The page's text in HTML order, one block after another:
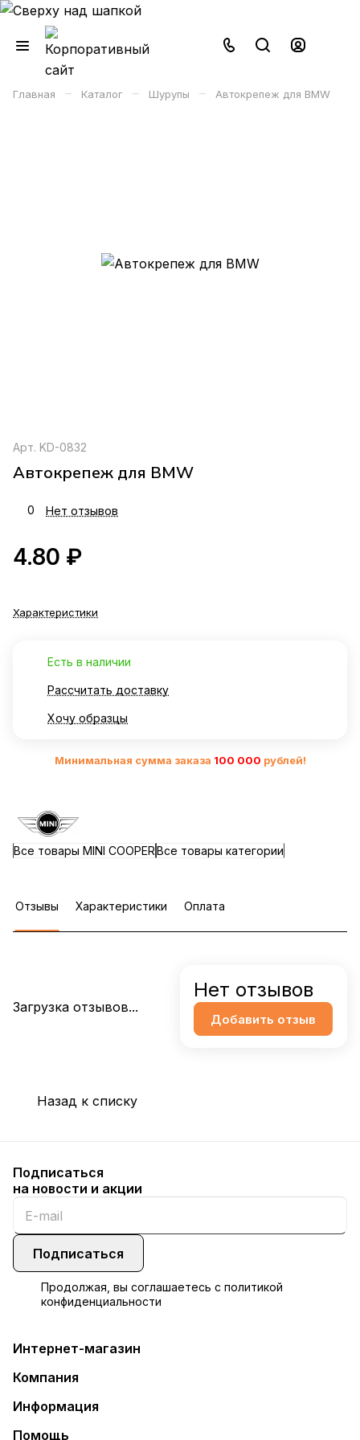
Главная – Каталог – Шурупы – Автокрепеж для BMW
Арт. KD-0832
Автокрепеж для BMW
0 Нет отзывов
4.80 ₽
Характеристики
Есть в наличии
Рассчитать доставку
Хочу образцы
Минимальная сумма заказа 100 000 рублей!
Все товары MINI COOPERВсе товары категории
Отзывы Характеристики Оплата
Загрузка отзывов...
Нет отзывов
Добавить отзыв
Назад к списку
Подписаться
на новости и акции
Подписаться
Продолжая, вы соглашаетесь с политикой
конфиденциальности
Интернет-магазин
Компания
Информация
Помощь